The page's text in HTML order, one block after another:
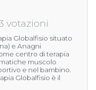
votazioni
Globalfisio situato
e Anagni
centro di terapia
muscolo
e nel bambino.
Globalfisio è il